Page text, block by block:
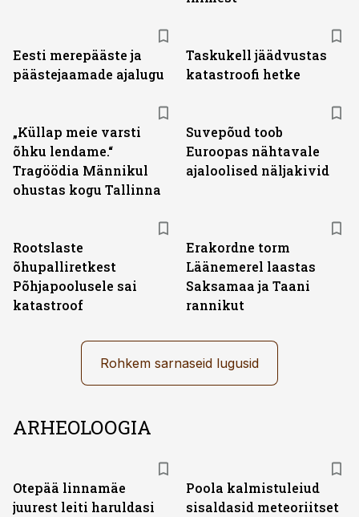
Eesti merepääste ja
päästejaamade ajalugu
Taskukell jäädvustas
katastroofi hetke
„Küllap meie varsti
õhku lendame.“
Tragöödia Männikul
ohustas kogu Tallinna
Suvepõud toob
Euroopas nähtavale
ajaloolised näljakivid
Rootslaste
õhupalliretkest
Põhjapoolusele sai
katastroof
Erakordne torm
Läänemerel laastas
Saksamaa ja Taani
rannikut
Rohkem sarnaseid lugusid
ARHEOLOOGIA
Otepää linnamäe
juurest leiti haruldasi
Poola kalmistuleiud
sisaldasid meteoriitset